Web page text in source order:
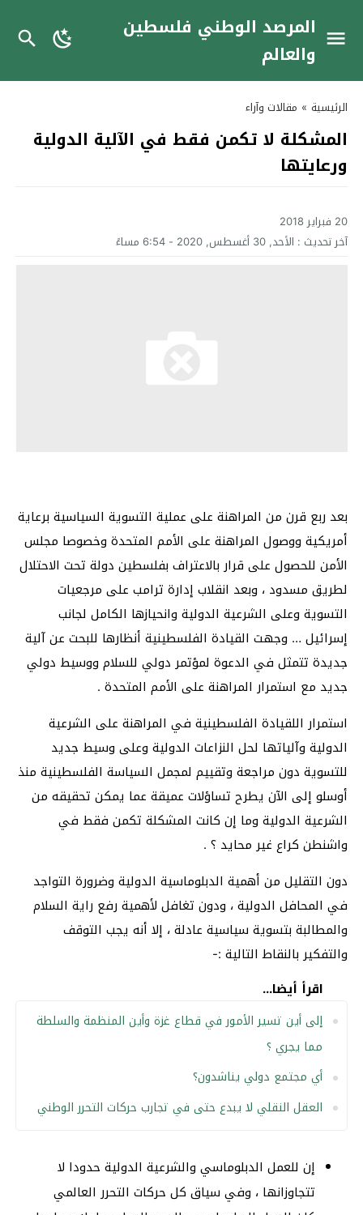
المرصد الوطني فلسطين
والعالم
الرئيسية » مقالات وآراء
المشكلة لا تكمن فقط في الآلية الدولية
ورعايتها
20 فبراير 2018
آخر تحديث : الأحد, 30 أغسطس, 2020 - 6:54 مساءً
بعد ربع قرن من المراهنة على عملية التسوية السياسية برعاية
أمريكية ووصول المراهنة على الأمم المتحدة وخصوصا مجلس
الأمن للحصول على قرار بالاعتراف بفلسطين دولة تحت الاحتلال
لطريق مسدود ، وبعد انقلاب إدارة ترامب على مرجعيات
التسوية وعلى الشرعية الدولية وانحيازها الكامل لجانب
إسرائيل … وجهت القيادة الفلسطينية أنظارها للبحت عن آلية
جديدة تتمثل في الدعوة لمؤتمر دولي للسلام ووسيط دولي
جديد مع استمرار المراهنة على الأمم المتحدة .
استمرار اللقيادة الفلسطينية في المراهنة على الشرعية
الدولية وآلياتها لحل النزاعات الدولية وعلى وسيط جديد
للتسوية دون مراجعة وتقييم لمجمل السياسة الفلسطينية منذ
أوسلو إلى الآن يطرح تساؤلات عميقة عما يمكن تحقيقه من
الشرعية الدولية وما إن كانت المشكلة تكمن فقط في
واشنطن كراع غير محايد ؟ .
دون التقليل من أهمية الدبلوماسية الدولية وضرورة التواجد
في المحافل الدولية ، ودون تغافل لأهمية رفع راية السلام
والمطالبة بتسوية سياسية عادلة ، إلا أنه يجب التوقف
والتفكير بالنقاط التالية :-
اقرأ أيضا...
إلى أين تسير الأمور في قطاع غزة وأين المنظمة والسلطة
مما يجري ؟
أي مجتمع دولي يناشدون؟
العقل النقلي لا يبدع حتى في تجارب حركات التحرر الوطني
إن للعمل الدبلوماسي والشرعية الدولية حدودا لا
تتجاوزانها ، وفي سياق كل حركات التحرر العالمي